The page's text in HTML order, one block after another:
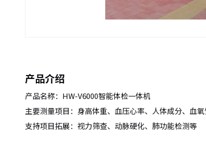
产品介绍
产品名称：HW-V6000智能体检一体机
主要测量项目：身高体重、血压心率、人体成分、血
支持项目拓展：视力筛查、动脉硬化、肺功能检测等